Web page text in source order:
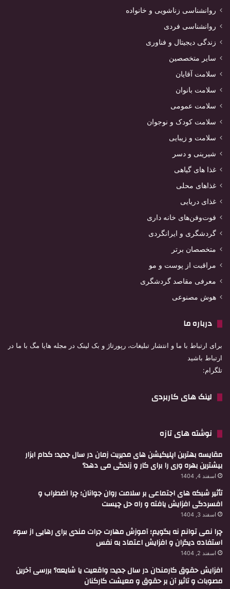
روانشناسی زناشویی و خانواده
روانشناسی فردی
زندگی دیجیتال و فناوری
سایر متخصصین
سلامت آقایان
سلامت بانوان
سلامت عمومی
سلامت کودک و نوجوان
سلامت و زیبایی
شیرینی و دسر
غذا های گیاهی
غذاهای محلی
غذای دریایی
فوت‌وفن‌های خانه داری
گردشگری و ایرانگردی
متخصصان برتر
مراقبت از پوست و مو
معرفی مقاصد گردشگری
هوش مصنوعی
درباره ما
برای ارتباط با ما و انتشار تبلیغات، رپورتاژ و بک لینک در مجله هایا مگ با ما در
ارتباط باشید
تلگرام:
لینک های کاربردی
نوشته های تازه
مقایسه بهترین اپلیکیشن های مدیریت زمان در سال جدید؛ کدام ابزار
بیشترین بهره وری را برای کار و زندگی می دهد؟
اسفند 4, 1404
تأثیر شبکه های اجتماعی بر سلامت روان جوانان؛ چرا اضطراب و
افسردگی افزایش یافته و راه حل چیست
اسفند 3, 1404
چرا نمی توانم نه بگویم؛ آموزش مهارت جرات مندی برای رهایی از سوء
استفاده دیگران و افزایش اعتماد به نفس
اسفند 2, 1404
افزایش حقوق کارمندان در سال جدید؛ واقعیت یا شایعه؟ بررسی آخرین
مصوبات و تاثیر آن بر حقوق و معیشت کارکنان